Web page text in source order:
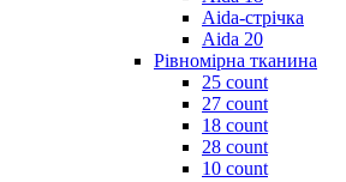
Aida-стрічка
Aida 20
Рівномірна тканина
25 count
27 count
18 count
28 count
10 count